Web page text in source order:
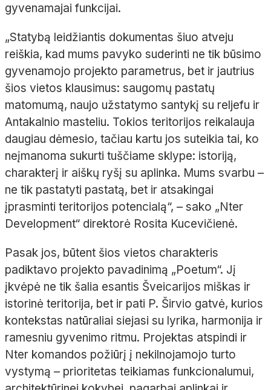
gyvenamajai funkcijai.
„Statybą leidžiantis dokumentas šiuo atveju
reiškia, kad mums pavyko suderinti ne tik būsimo
gyvenamojo projekto parametrus, bet ir jautrius
šios vietos klausimus: saugomų pastatų
matomumą, naujo užstatymo santykį su reljefu ir
Antakalnio masteliu. Tokios teritorijos reikalauja
daugiau dėmesio, tačiau kartu jos suteikia tai, ko
neįmanoma sukurti tuščiame sklype: istoriją,
charakterį ir aiškų ryšį su aplinka. Mums svarbu –
ne tik pastatyti pastatą, bet ir atsakingai
įprasminti teritorijos potencialą“, – sako „Nter
Development“ direktorė Rosita Kucevičienė.
Pasak jos, būtent šios vietos charakteris
padiktavo projekto pavadinimą „Poetum“. Jį
įkvėpė ne tik šalia esantis Šveicarijos miškas ir
istorinė teritorija, bet ir pati P. Širvio gatvė, kurios
kontekstas natūraliai siejasi su lyrika, harmonija ir
ramesniu gyvenimo ritmu. Projektas atspindi ir
Nter komandos požiūrį į nekilnojamojo turto
vystymą – prioritetas teikiamas funkcionalumui,